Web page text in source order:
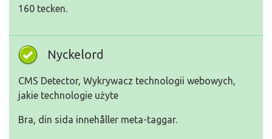
160 tecken.
Nyckelord
CMS Detector, Wykrywacz technologii webowych,
jakie technologie użyte
Bra, din sida innehåller meta-taggar.